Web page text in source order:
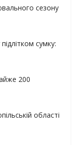
сезону
сумку:
200
області